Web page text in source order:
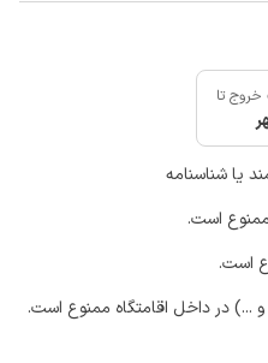
تا
یا شناسنامه
است.
است.
...) در داخل اقامتگاه ممنوع است.